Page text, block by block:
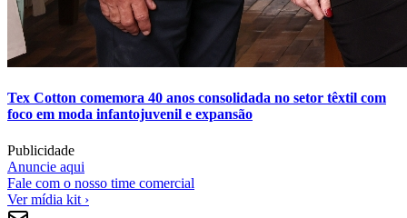
Tex Cotton comemora 40 anos consolidada no setor têxtil com
foco em moda infantojuvenil e expansão
Publicidade
Anuncie aqui
Fale com o nosso time comercial
Ver mídia kit ›